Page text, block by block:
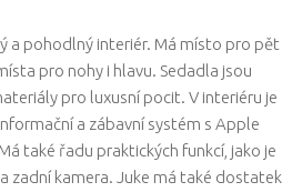
a pohodlný interiér. Má místo pro pět
pro nohy i hlavu. Sedadla jsou
pro luxusní pocit. V interiéru je
a zábavní systém s Apple
také řadu praktických funkcí, jako je
zadní kamera. Juke má také dostatek